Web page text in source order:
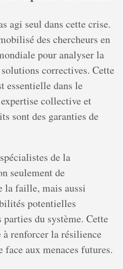
agi seul dans cette crise.
des chercheurs en
pour analyser la
correctives. Cette
essentielle dans le
collective et
sont des garanties de
de la
seulement de
la faille, mais aussi
potentielles
du système. Cette
renforcer la résilience
aux menaces futures.